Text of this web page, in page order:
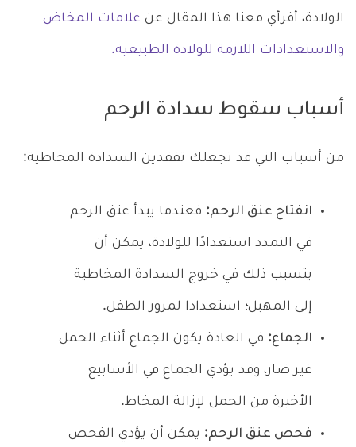
الولادة، أقرأي معنا هذا المقال عن علامات المخاض
والاستعدادات اللازمة للولادة الطبيعية.
أسباب سقوط سدادة الرحم
من أسباب التي قد تجعلك تفقدين السدادة المخاطية:
انفتاح عنق الرحم: فعندما يبدأ عنق الرحم
في التمدد استعدادًا للولادة، يمكن أن
يتسبب ذلك في خروج السدادة المخاطية
إلى المهبل؛ استعدادا لمرور الطفل.
الجماع: في العادة يكون الجماع أثناء الحمل
غير ضار، وقد يؤدي الجماع في الأسابيع
الأخيرة من الحمل لإزالة المخاط.
فحص عنق الرحم: يمكن أن يؤدي الفحص